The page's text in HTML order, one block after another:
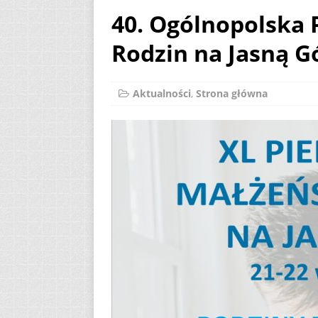
[ 2 sierpnia 2026 ]
12
40. Ogólnopolska
Rodzin na Jasną
Aktualności, Strona główna